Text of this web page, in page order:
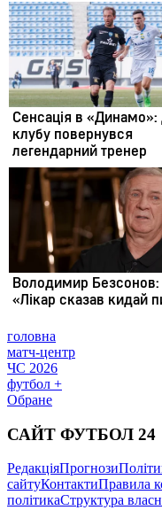
головна
матч-центр
ЧС 2026
футбол +
Обране
САЙТ ФУТБОЛ 24
РедакціяПрогнози
сайтуКонтактиПравила
політикаСтруктура